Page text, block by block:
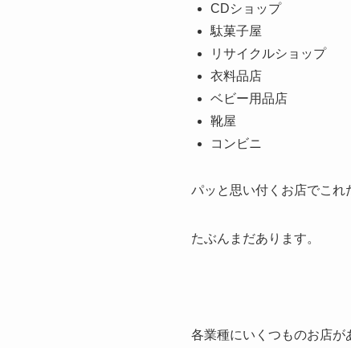
CDショップ
駄菓子屋
リサイクルショップ
衣料品店
ベビー用品店
靴屋
コンビニ
パッと思い付くお店でこれ
たぶんまだあります。
各業種にいくつものお店が